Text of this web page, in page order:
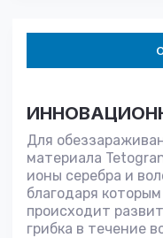
Для
материала
ионы серебра и
благодаря
происходит
грибка в течение